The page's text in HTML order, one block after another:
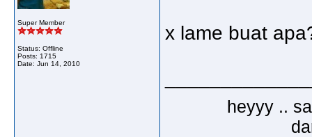
Super Member
Status: Offline
Posts: 1715
Date: Jun 14, 2010
x lame buat
heyyy ..